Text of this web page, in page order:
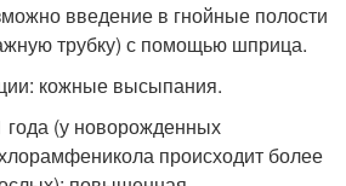
введение в гнойные полости
трубку) с помощью шприца.
кожные высыпания.
года (у новорожденных
происходит более